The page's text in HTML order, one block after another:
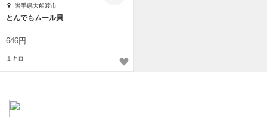
岩手県大船渡市
とんでもムール貝
646円
１キロ